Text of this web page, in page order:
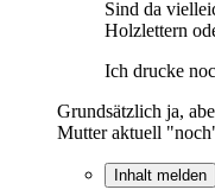
Sind da
Holzlettern
Ich drucke
Grundsätzlich ja,
Mutter aktuell
Inhalt melden